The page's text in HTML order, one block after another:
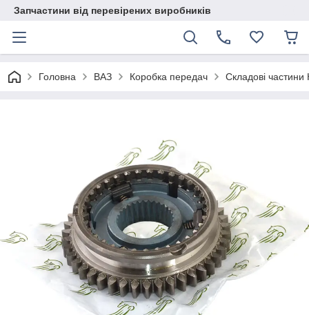
Запчастини від перевірених виробників
Головна ВАЗ Коробка передач Складові